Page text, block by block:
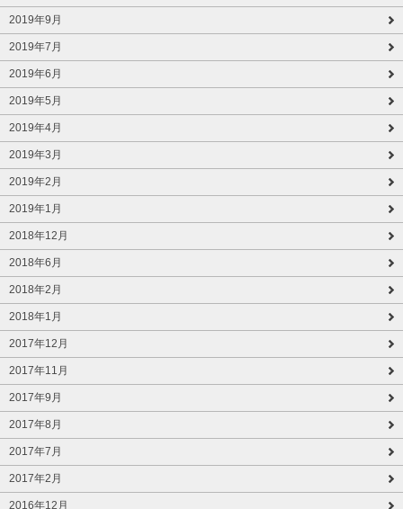
2019年9月
2019年7月
2019年6月
2019年5月
2019年4月
2019年3月
2019年2月
2019年1月
2018年12月
2018年6月
2018年2月
2018年1月
2017年12月
2017年11月
2017年9月
2017年8月
2017年7月
2017年2月
2016年12月